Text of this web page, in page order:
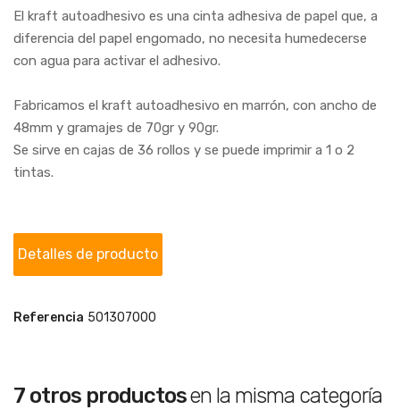
El kraft autoadhesivo es una cinta adhesiva de papel que, a
diferencia del papel engomado, no necesita humedecerse
con agua para activar el adhesivo.
Fabricamos el kraft autoadhesivo en marrón, con ancho de
48mm y gramajes de 70gr y 90gr.
Se sirve en cajas de 36 rollos y se puede imprimir a 1 o 2
tintas.
Detalles de producto
Referencia 501307000
7 otros productosen la misma categoría